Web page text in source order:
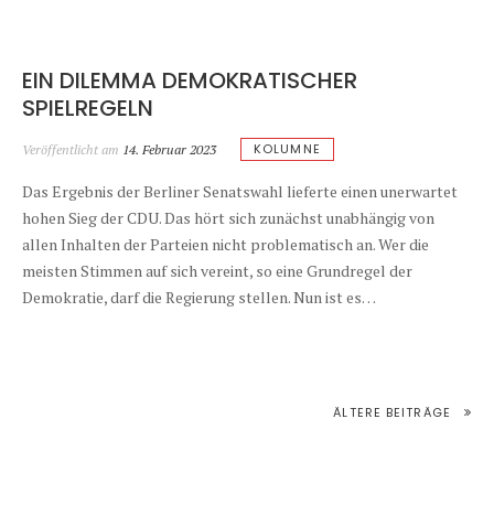
EIN DILEMMA DEMOKRATISCHER
SPIELREGELN
Veröffentlicht am 14. Februar 2023 KOLUMNE
Das Ergebnis der Berliner Senatswahl lieferte einen unerwartet
hohen Sieg der CDU. Das hört sich zunächst unabhängig von
allen Inhalten der Parteien nicht problematisch an. Wer die
meisten Stimmen auf sich vereint, so eine Grundregel der
Demokratie, darf die Regierung stellen. Nun ist es…
BEITRAGSNAVIGATIONÄLTERE BEITRÄGE